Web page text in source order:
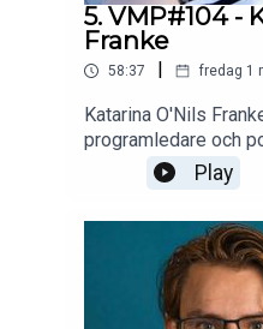
5. VMP#104 -
Franke
58:37 fredag 1
Katarina O'Nils
programledare och
om vilken poesi
svår. Versmått,
avhandlas.Dessutom
Axess och hennes
Play